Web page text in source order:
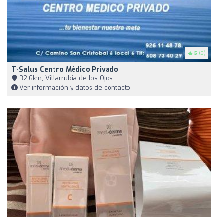
5 (5)
T-Salus Centro Médico Privado
32,6km, Villarrubia de los Ojos
Ver información y datos de contacto